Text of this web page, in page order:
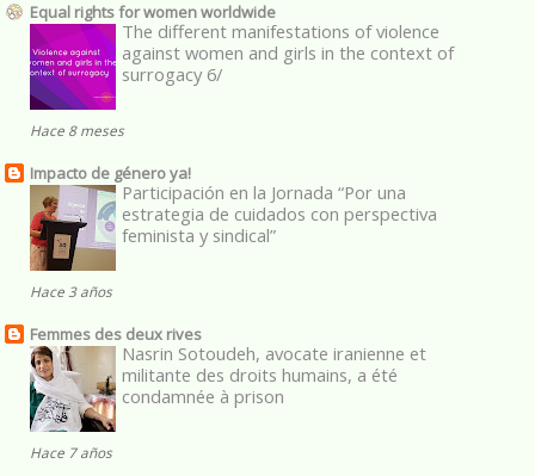
Equal rights for women worldwide
The different manifestations of violence
against women and girls in the context of
surrogacy 6/
Hace 8 meses
Impacto de género ya!
Participación en la Jornada “Por una
estrategia de cuidados con perspectiva
feminista y sindical”
Hace 3 años
Femmes des deux rives
Nasrin Sotoudeh, avocate iranienne et
militante des droits humains, a été
condamnée à prison
Hace 7 años